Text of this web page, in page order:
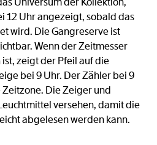
12 Uhr angezeigt, sobald das
wird. Die Gangreserve ist
Wenn der Zeitmesser
zeigt der Pfeil auf die
bei 9 Uhr. Der Zähler bei 9
Die Zeiger und
versehen, damit die
abgelesen werden kann.